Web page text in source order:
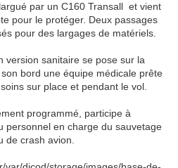
par un C160 Transall et vient
pour le protéger. Deux passages
pour des largages de matériels.
version sanitaire se pose sur la
bord une équipe médicale prête
sur place et pendant le vol.
programmé, participe à
personnel en charge du sauvetage
de crash avion.